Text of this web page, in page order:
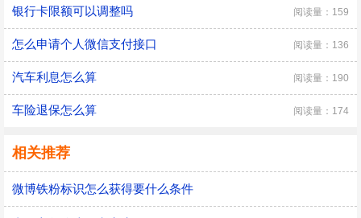
银行卡限额可以调整吗 阅读量：159
怎么申请个人微信支付接口 阅读量：136
汽车利息怎么算 阅读量：190
车险退保怎么算 阅读量：174
相关推荐
微博铁粉标识怎么获得要什么条件